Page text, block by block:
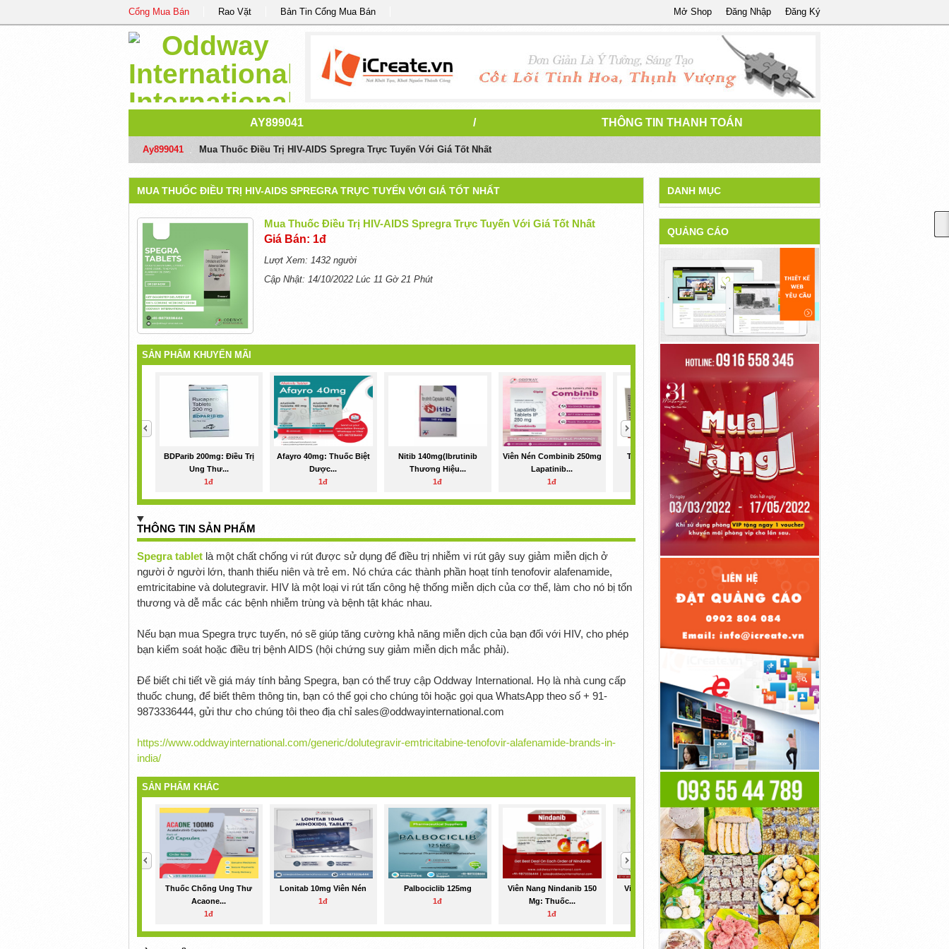
Cổng Mua Bán Rao Vặt Bản Tin Cổng Mua Bán Đăng Ký
Đăng Nhập
Mở Shop
AY899041 / THÔNG TIN THANH TOÁN
Ay899041 Mua Thuốc Điều Trị HIV-AIDS Spregra Trực Tuyến Với Giá Tốt Nhất
MUA THUỐC ĐIỀU TRỊ HIV-AIDS SPREGRA TRỰC TUYẾN VỚI GIÁ TỐT NHẤT
Mua Thuốc Điều Trị HIV-AIDS Spregra Trực Tuyến Với Giá Tốt Nhất
Giá Bán: 1đ
Lượt Xem: 1432 người
Cập Nhật: 14/10/2022 Lúc 11 Gờ 21 Phút
SẢN PHẨM KHUYẾN MÃI
BDParib 200mg: Điều Trị
Ung Thư...
1đ
Afayro 40mg: Thuốc Biệt
Dược...
1đ
Nitib 140mg(Ibrutinib
Thương Hiệu...
1đ
Viên Nén Combinib 250mg
Lapatinib...
1đ
Thuốc Bosuvi 400mg
Bosutinib
1đ
Giá Thuốc Lenvatol 4mg
Lenvatinib
1đ
>
THÔNG TIN SẢN PHẨM
Spegra tabletlà một chất chống vi rút được sử dụng để điều trị nhiễm vi rút gây suy giảm miễn dịch ở
người ở người lớn, thanh thiếu niên và trẻ em. Nó chứa các thành phần hoạt tính tenofovir alafenamide,
emtricitabine và dolutegravir. HIV là một loại vi rút tấn công hệ thống miễn dịch của cơ thể, làm cho nó bị tổn
thương và dễ mắc các bệnh nhiễm trùng và bệnh tật khác nhau.
Nếu bạn mua Spegra trực tuyến, nó sẽ giúp tăng cường khả năng miễn dịch của bạn đối với HIV, cho phép
bạn kiểm soát hoặc điều trị bệnh AIDS (hội chứng suy giảm miễn dịch mắc phải).
Để biết chi tiết về giá máy tính bảng Spegra, bạn có thể truy cập Oddway International. Họ là nhà cung cấp
thuốc chung, để biết thêm thông tin, bạn có thể gọi cho chúng tôi hoặc gọi qua WhatsApp theo số + 91-
9873336444, gửi thư cho chúng tôi theo địa chỉ sales@oddwayinternational.com
https://www.oddwayinternational.com/generic/dolutegravir-emtricitabine-tenofovir-alafenamide-brands-in-
india/
SẢN PHẨM KHÁC
Thuốc Chống Ung Thư
Acaone...
1đ
Lonitab 10mg Viên Nén
1đ
Palbociclib 125mg
1đ
Viên Nang Nindanib 150
Mg: Thuốc...
1đ
Viên Nén Glenza 80mg
1đ
Mua Sildenafil Spray Trực
Tuyến...
1đ
>
DANH MỤC
QUẢNG CÁO